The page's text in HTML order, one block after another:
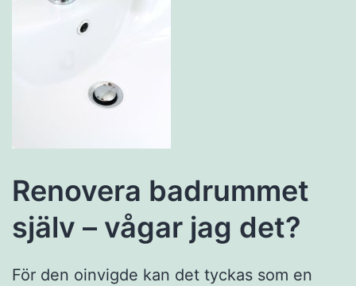
Renovera badrummet
själv – vågar jag det?
För den oinvigde kan det tyckas som en